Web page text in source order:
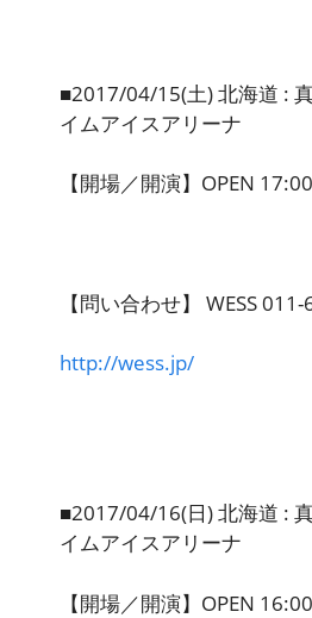
■2017/04/15(土) 北海道 :
イムアイスアリーナ
【開場／開演】OPEN
【問い合わせ】 WESS
http://wess.jp/
■2017/04/16(日) 北海道 :
イムアイスアリーナ
【開場／開演】OPEN